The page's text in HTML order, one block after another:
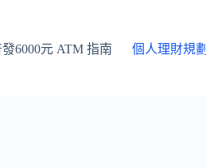
6000元 ATM 指南 個人理財規劃